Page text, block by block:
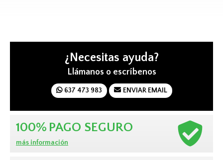
¿Necesitas ayuda?
Llámanos o escríbenos
637 473 983 ENVIAR EMAIL
100% PAGO SEGURO
más información